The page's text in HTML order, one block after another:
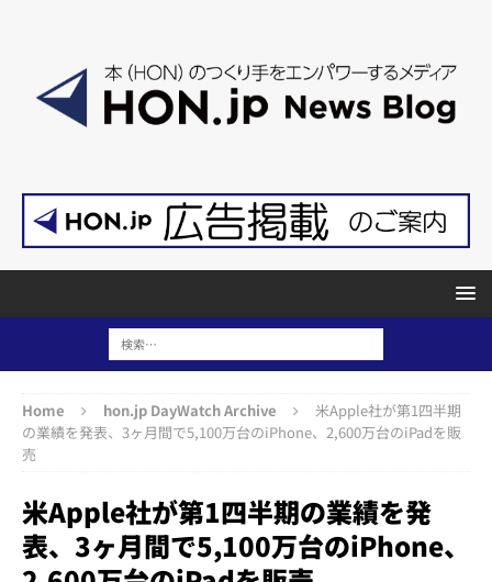
Home hon.jp DayWatch Archive
米Apple社が第1四半期
の業績を発表、3ヶ月間で5,100万台のiPhone、2,600万台のiPadを販
売
米Apple社が第1四半期の業績を発
表、3ヶ月間で5,100万台のiPhone、